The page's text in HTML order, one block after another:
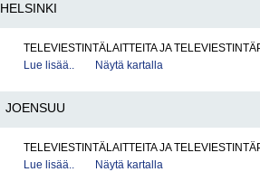
HELSINKI
TELEVIESTINTÄLAITTEITA JA
Lue lisää..
Näytä kartalla
JOENSUU
TELEVIESTINTÄLAITTEITA JA
Lue lisää..
Näytä kartalla